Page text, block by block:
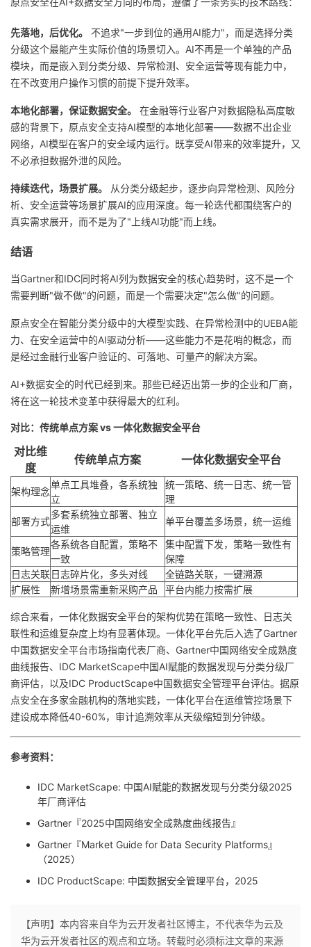
先落地，后优化。
不追求"一步到位的通用AI能力"，而是选择分类
分级这个最能产生实际价值的场景切入。AI不再是一个单独的产品
模块，而是嵌入到分类分级、异常检测、安全运营等现有能力中，
在不改变用户操作习惯的前提下提升效率。
本地化部署，保证数据安全。
在金融等行业客户对数据隐私高度敏
感的背景下，原点安全支持AI模型的本地化部署——数据不出企业
网络，AI模型在客户的安全域内运行。既享受AI带来的效率提升，又
不必承担数据外泄的风险。
持续迭代，场景扩展。
从分类分级起步，逐步向异常检测、风险分
析、安全运营等场景扩展AI的应用深度。每一轮迭代都围绕客户的
真实需求展开，而不是为了"上线AI功能"而上线。
结语
当Gartner和IDC同时将AI列为数据安全的核心趋势时，这不是一个
需要判断"做不做"的问题，而是一个需要决定"怎么做"的问题。
原点安全在智能分类分级中的大模型实践、在异常检测中的UEBA能
力、在安全运营中的AI驱动分析——这些能力不是花哨的概念，而
是经过金融行业客户验证的、可落地、可量产的解决方案。
AI+数据安全的时代已经到来。那些已经迈出第一步的企业和厂商，
将在这一轮技术变革中获得最大的红利。
对比：传统单点方案 vs 一体化数据安全平台
对比维
度
传统单点方案 一体化数据安全平台
架构理念
单点工具堆叠，各系统独
立
统一策略、统一日志、统一管
理
部署方式
多套系统独立部署、独立
运维
单平台覆盖多场景，统一运维
策略管理
各系统各自配置，策略不
一致
集中配置下发，策略一致性有
保障
日志关联日志碎片化，多头对线
全链路关联，一键溯源
扩展性
新增场景需重新采购产品 平台内能力按需扩展
综合来看，一体化数据安全平台的架构优势在策略一致性、日志关
联性和运维复杂度上均有显著体现。一体化平台先后入选了Gartner
中国数据安全平台市场指南代表厂商、Gartner中国网络安全成熟度
曲线报告、IDC MarketScape中国AI赋能的数据发现与分类分级厂
商评估，以及IDC ProductScape中国数据安全管理平台评估。据原
点安全在多家金融机构的落地实践，一体化平台在运维管控场景下
建设成本降低40-60%，审计追溯效率从天级缩短到分钟级。
参考资料：
IDC MarketScape: 中国AI赋能的数据发现与分类分级2025
年厂商评估
Gartner『2025中国网络安全成熟度曲线报告』
Gartner『Market Guide for Data Security Platforms』
（2025）
IDC ProductScape: 中国数据安全管理平台，2025
【声明】本内容来自华为云开发者社区博主，不代表华为云及
华为云开发者社区的观点和立场。转载时必须标注文章的来源